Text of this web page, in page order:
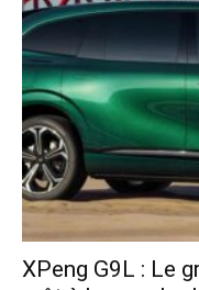
XPeng G9L : Le